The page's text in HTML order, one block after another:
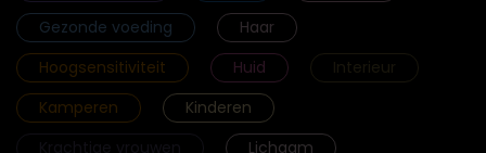
Gezonde voeding
Haar
Hoogsensitiviteit
Huid
Interieur
Kamperen
Kinderen
Lichaam